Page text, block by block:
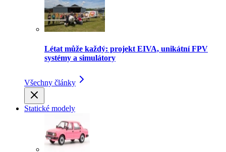
Létat může každý: projekt EIVA, unikátní FPV
systémy a simulátory
Všechny články
Statické modely